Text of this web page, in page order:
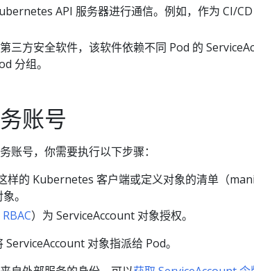
API 服务器进行通信。例如，作为 CI/
三方安全软件，该软件依赖不同 Pod 的
分组。
账号
账号，你需要执行以下步骤：
样的 Kubernetes 客户端或定义对象的清单（
。
RBAC）为 ServiceAccount 对象授权。
对象指派给 Pod。